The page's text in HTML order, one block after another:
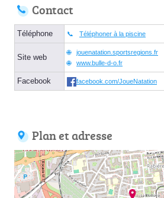
Contact
Téléphone Téléphoner à la piscine
Site web
jouenatation.sportsregions.fr
www.bulle-d-o.fr
Facebook facebook.com/JoueNatation
Plan et adresse